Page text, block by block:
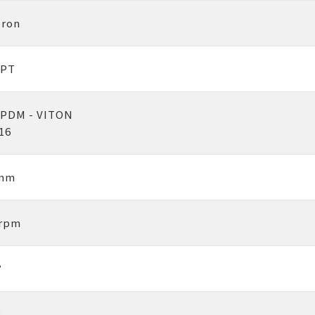
- VITON